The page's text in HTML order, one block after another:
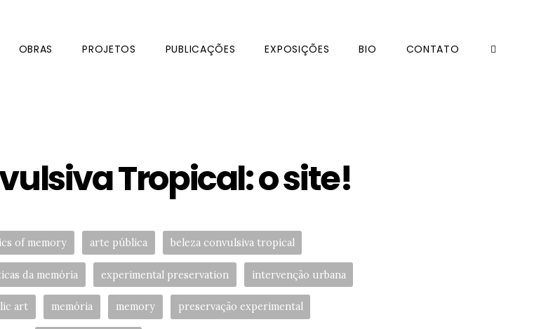
OBRAS PROJETOS PUBLICAÇÕES EXPOSIÇÕES BIO CONTATO
Tropical: o site!
of memory arte pública beleza convulsiva tropical
da memória experimental preservation intervenção urbana
art memória memory preservação experimental